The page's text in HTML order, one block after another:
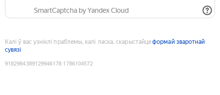
SmartCaptcha by Yandex Cloud
Калі ў вас узніклі праблемы, калі ласка, скарыстайцеформай зваротнай
сувязі
9182984389129946178:1786104572